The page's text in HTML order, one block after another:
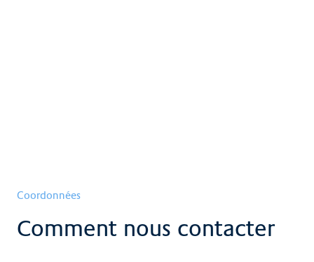
Coordonnées
Comment nous contacter